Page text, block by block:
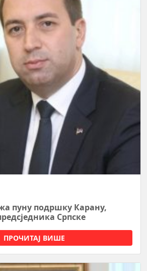
пуну подршку Карану,
Српске
ПРОЧИТАЈ ВИШЕ